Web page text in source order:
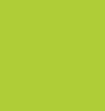
auswählen